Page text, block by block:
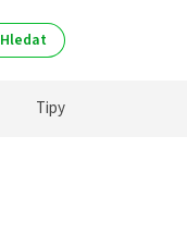
Hledat
Tipy